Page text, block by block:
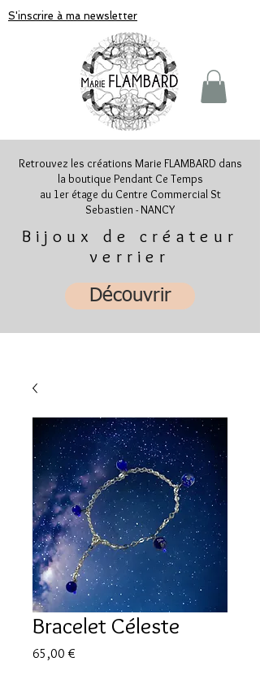
S'inscrire à ma newsletter
Retrouvez les créations Marie FLAMBARD dans
la boutique Pendant Ce Temps
au 1er étage du Centre Commercial St
Sebastien - NANCY
Bijoux de créateur
verrier
Découvrir
Bracelet Céleste
65,00 €